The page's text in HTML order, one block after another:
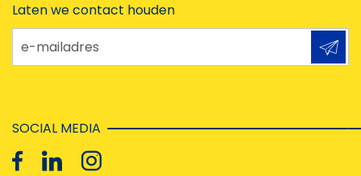
Laten we contact houden
e-mailadres
SOCIAL MEDIA